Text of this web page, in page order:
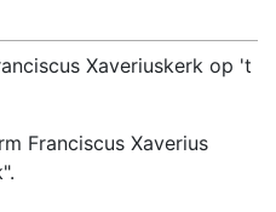
Xaveriuskerk op 't
Franciscus Xaverius